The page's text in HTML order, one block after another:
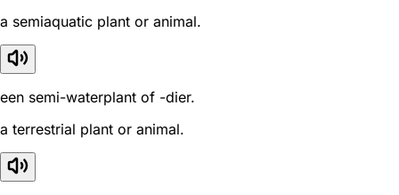
a semiaquatic plant or animal.
een semi-waterplant of -dier.
a terrestrial plant or animal.